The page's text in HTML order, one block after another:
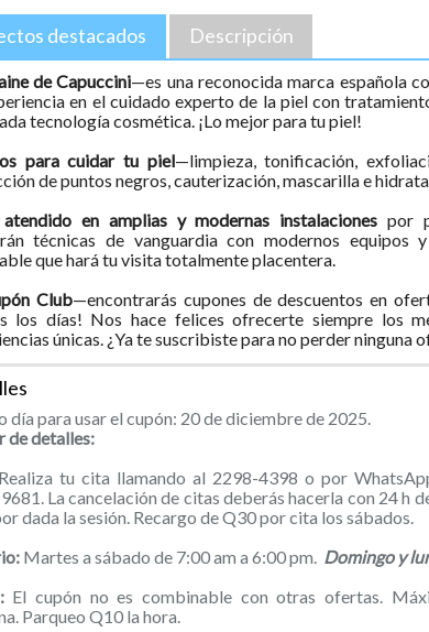
destacados Descripción
de Capuccini—es una reconocida marca española
en el cuidado experto de la piel con
tecnología cosmética. ¡Lo mejor para tu piel!
para cuidar tu piel—limpieza, tonificación,
de puntos negros, cauterización, mascarilla e
atendido en amplias y modernas instalaciones por
técnicas de vanguardia con modernos equipos
que hará tu visita totalmente placentera.
Club—encontrarás cupones de descuentos en
los días! Nos hace felices ofrecerte siempre los
únicas. ¿Ya te suscribiste para no perder ninguna
día para usar el cupón: 20 de diciembre de 2025.
de detalles:
Realiza tu cita llamando al 2298-4398 o por
La cancelación de citas deberás hacerla con 24 h
dada la sesión. Recargo de Q30 por cita los sábados.
Martes a sábado de 7:00 am a 6:00 pm. Domingo y
El cupón no es combinable con otras ofertas.
Parqueo Q10 la hora.